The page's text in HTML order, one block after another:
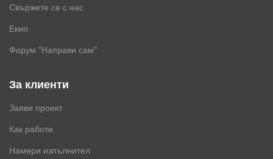
Свържете се с нас
Екип
Форум "Направи сам"
За клиенти
Заяви проект
Как работи
Намери изпълнител